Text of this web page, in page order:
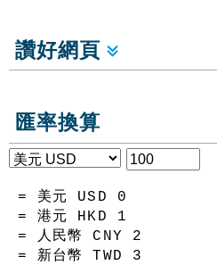
讚好網頁
匯率換算
= 美元 USD 0
= 港元 HKD 1
= 人民幣 CNY 2
= 新台幣 TWD 3